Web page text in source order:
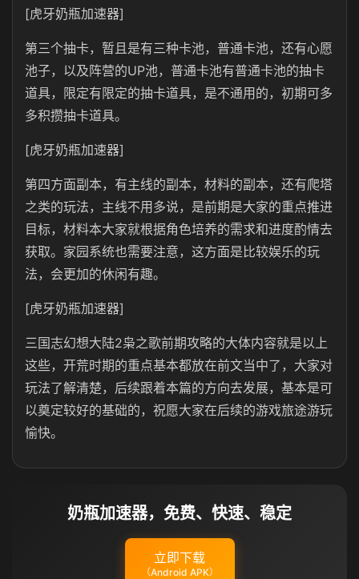
[虎牙奶瓶加速器]
第三个抽卡，暂且是有三种卡池，普通卡池，还有心愿
池子，以及阵营的UP池，普通卡池有普通卡池的抽卡
道具，限定有限定的抽卡道具，是不通用的，初期可多
多积攒抽卡道具。
[虎牙奶瓶加速器]
第四方面副本，有主线的副本，材料的副本，还有爬塔
之类的玩法，主线不用多说，是前期是大家的重点推进
目标，材料本大家就根据角色培养的需求和进度酌情去
获取。家园系统也需要注意，这方面是比较娱乐的玩
法，会更加的休闲有趣。
[虎牙奶瓶加速器]
三国志幻想大陆2枭之歌前期攻略的大体内容就是以上
这些，开荒时期的重点基本都放在前文当中了，大家对
玩法了解清楚，后续跟着本篇的方向去发展，基本是可
以奠定较好的基础的，祝愿大家在后续的游戏旅途游玩
愉快。
奶瓶加速器，免费、快速、稳定
立即下载
（Android APK）